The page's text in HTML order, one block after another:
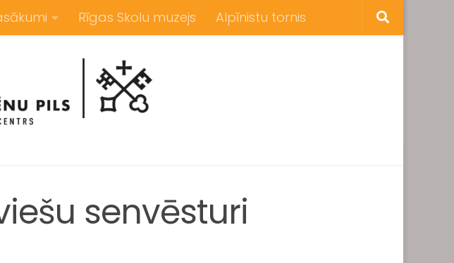
Rīgas Skolu muzejs Alpīnistu tornis
senvēsturi